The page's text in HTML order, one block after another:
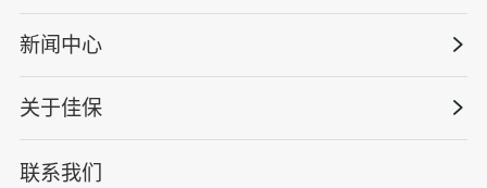
术赋能管理，以数据驱动安全，帮助客户在复杂多变的
环境中，持续提升核心竞争力，实现安全与发展的双
联系我们
巡查监督审计
HSE专家服务
能源电力
仓储物流
水利水务
核电工程与运营
行业定制课程
资质与专业技能版权课
国际证书课程
高薪岗位
HSE 专家服务
人力资源服务
新闻中心
公司新闻
蛇口安全论坛
关于佳保
公司简介